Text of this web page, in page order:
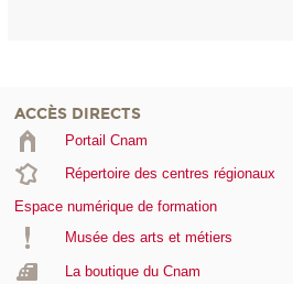
ACCÈS DIRECTS
Portail Cnam
Répertoire des centres régionaux
Espace numérique de formation
Musée des arts et métiers
La boutique du Cnam